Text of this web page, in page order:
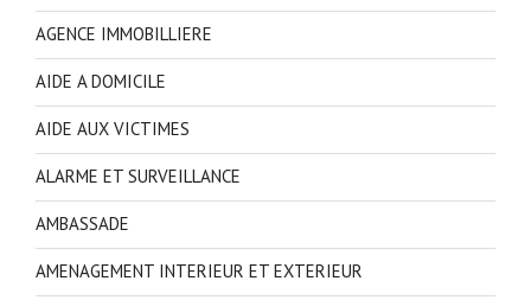
AGENCE IMMOBILLIERE
AIDE A DOMICILE
AIDE AUX VICTIMES
ALARME ET SURVEILLANCE
AMBASSADE
AMENAGEMENT INTERIEUR ET EXTERIEUR